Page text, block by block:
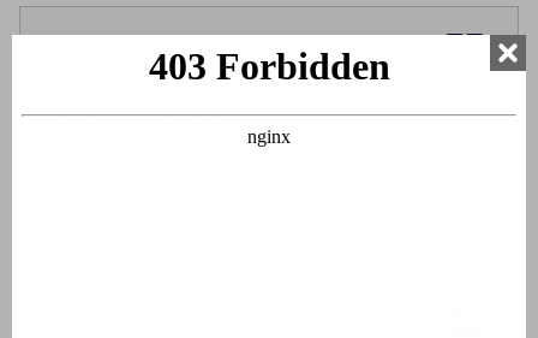
Slaapkamer 3